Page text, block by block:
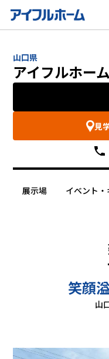
山口県
アイフルホー
見
展示場 イベント
笑顔
山